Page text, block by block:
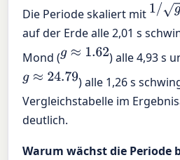
Die Periode skaliert mit 1/g
auf der Erde alle 2,01 s
Mond (g ≈1.62
) alle 4,93 s
g ≈24.79
) alle 1,26 s
Vergleichstabelle im
deutlich.
Warum wächst die Periode